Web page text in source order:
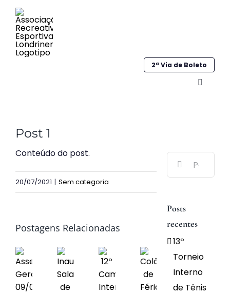
para
conteúdo
2ª Via de Boleto
Alternar
Esportes
Contato
Post 1
Conteúdo do post.
20/07/2021 | Sem categoria
Postagens Relacionadas
Buscar
resultados
Posts
recentes
13º
Torneio
Interno
de Tênis